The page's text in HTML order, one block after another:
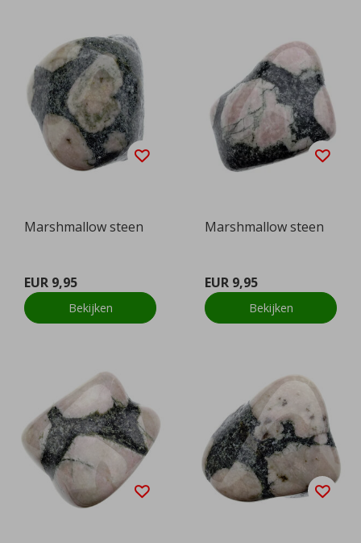
Marshmallow steen
EUR 9,95
Bekijken
Marshmallow steen
EUR 9,95
Bekijken